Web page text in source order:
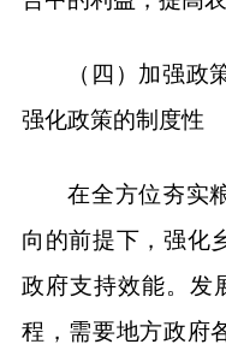
（四）加强政
强化政策的制度性
在全方位夯实
向的前提下，强化
政府支持效能。发
程，需要地方政府